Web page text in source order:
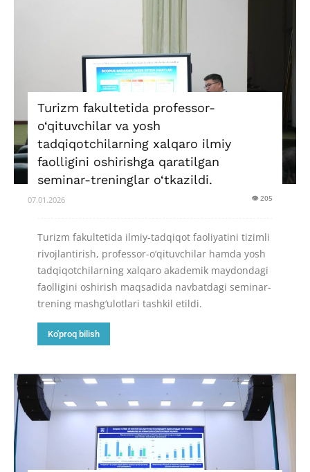
Turizm fakultetida professor-
o‘qituvchilar va yosh
tadqiqotchilarning xalqaro ilmiy
faolligini oshirishga qaratilgan
seminar-treninglar o‘tkazildi.
07.01.2026 👁 205
Turizm fakultetida ilmiy-tadqiqot faoliyatini tizimli
rivojlantirish, professor-o‘qituvchilar hamda yosh
tadqiqotchilarning xalqaro akademik maydondagi
faolligini oshirish maqsadida navbatdagi seminar-
trening mashg‘ulotlari tashkil etildi.
Ko'proq bilish